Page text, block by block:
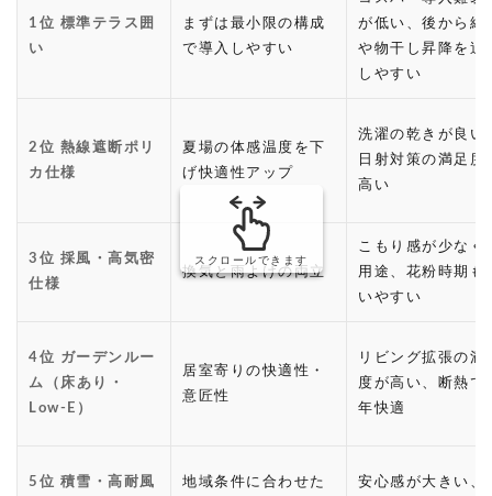
1位 標準テラス囲
い
まずは最小限の構成
で導入しやすい
が低い、後から網
や物干し昇降を追
しやすい
2位 熱線遮断ポリ
カ仕様
夏場の体感温度を下
げ快適性アップ
洗濯の乾きが良い
日射対策の満足度
高い
3位 採風・高気密
仕様
換気と雨よけの両立
こもり感が少なく
用途、花粉時期も
いやすい
4位 ガーデンルー
ム（床あり・
Low-E）
居室寄りの快適性・
意匠性
リビング拡張の満
度が高い、断熱で
年快適
5位 積雪・高耐風
地域条件に合わせた
安心感が大きい、
スクロールできます